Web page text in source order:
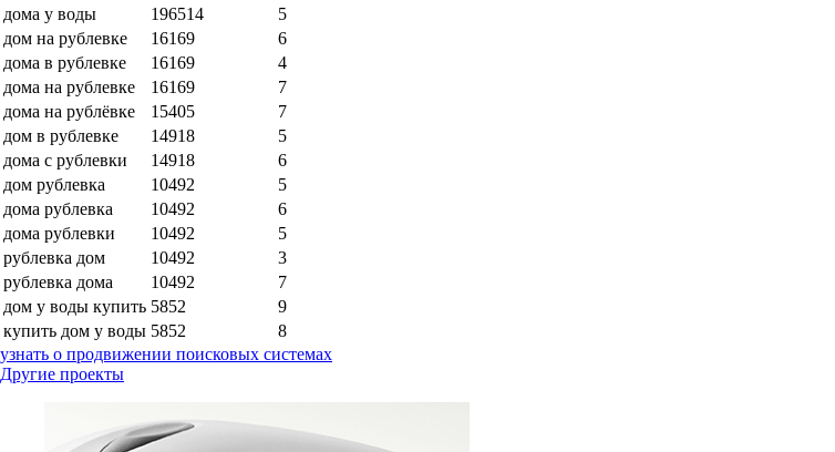
дома у воды
196514
5
дом на рублевке
16169
6
дома в рублевке
16169
4
дома на рублевке
16169
7
дома на рублёвке
15405
7
дом в рублевке
14918
5
дома с рублевки
14918
6
дом рублевка
10492
5
дома рублевка
10492
6
дома рублевки
10492
5
рублевка дом
10492
3
рублевка дома
10492
7
дом у воды купить 5852
9
купить дом у воды 5852
8
узнать о продвижении поисковых системах
Другие проекты